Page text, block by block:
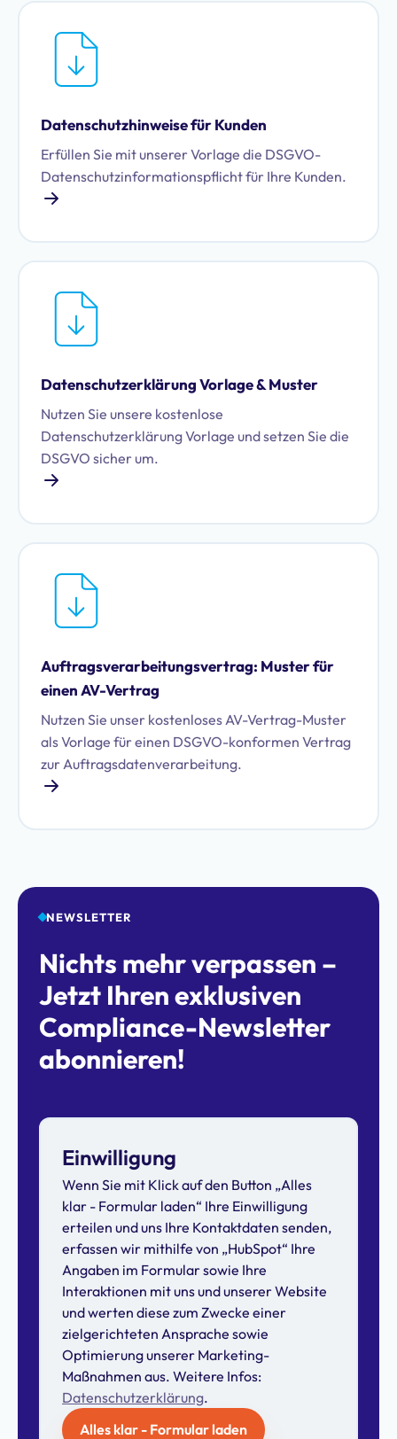
Datenschutzhinweise für Kunden
Erfüllen Sie mit unserer Vorlage die DSGVO-
Datenschutzinformationspflicht für Ihre Kunden.
Datenschutzerklärung Vorlage & Muster
Nutzen Sie unsere kostenlose
Datenschutzerklärung Vorlage und setzen Sie die
DSGVO sicher um.
Auftragsverarbeitungsvertrag: Muster für
einen AV-Vertrag
Nutzen Sie unser kostenloses AV-Vertrag-Muster
als Vorlage für einen DSGVO-konformen Vertrag
zur Auftragsdatenverarbeitung.
NEWSLETTER
Nichts mehr verpassen –
Jetzt Ihren exklusiven
Compliance-Newsletter
abonnieren!
Einwilligung
Wenn Sie mit Klick auf den Button „Alles
klar - Formular laden“ Ihre Einwilligung
erteilen und uns Ihre Kontaktdaten senden,
erfassen wir mithilfe von „HubSpot“ Ihre
Angaben im Formular sowie Ihre
Interaktionen mit uns und unserer Website
und werten diese zum Zwecke einer
zielgerichteten Ansprache sowie
Optimierung unserer Marketing-
Maßnahmen aus. Weitere Infos:
Datenschutzerklärung.
Alles klar - Formular laden